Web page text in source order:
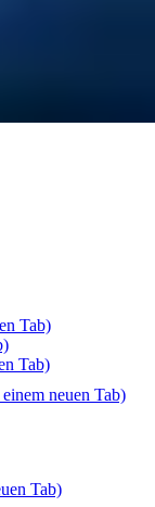
Tab)
Tab)
neuen Tab)
Tab)